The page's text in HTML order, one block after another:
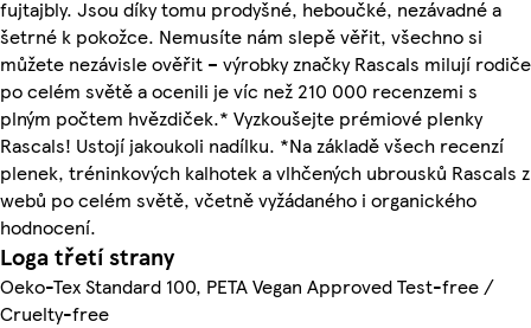
fujtajbly. Jsou díky tomu prodyšné, heboučké, nezávadné a
šetrné k pokožce. Nemusíte nám slepě věřit, všechno si
můžete nezávisle ověřit – výrobky značky Rascals milují rodiče
po celém světě a ocenili je víc než 210 000 recenzemi s
plným počtem hvězdiček.* Vyzkoušejte prémiové plenky
Rascals! Ustojí jakoukoli nadílku. *Na základě všech recenzí
plenek, tréninkových kalhotek a vlhčených ubrousků Rascals z
webů po celém světě, včetně vyžádaného i organického
hodnocení.
Loga třetí strany
Oeko-Tex Standard 100, PETA Vegan Approved Test-free /
Cruelty-free